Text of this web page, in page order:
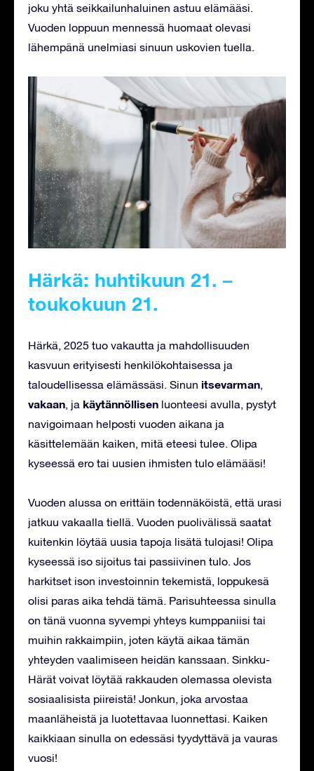
joku yhtä seikkailunhaluinen astuu elämääsi.
Vuoden loppuun mennessä huomaat olevasi
lähempänä unelmiasi sinuun uskovien tuella.
Härkä: huhtikuun 21. –
toukokuun 21.
Härkä, 2025 tuo vakautta ja mahdollisuuden
kasvuun erityisesti henkilökohtaisessa ja
taloudellisessa elämässäsi. Sinun itsevarman,
vakaan, ja käytännöllisen luonteesi avulla, pystyt
navigoimaan helposti vuoden aikana ja
käsittelemään kaiken, mitä eteesi tulee. Olipa
kyseessä ero tai uusien ihmisten tulo elämääsi!
Vuoden alussa on erittäin todennäköistä, että urasi
jatkuu vakaalla tiellä. Vuoden puolivälissä saatat
kuitenkin löytää uusia tapoja lisätä tulojasi! Olipa
kyseessä iso sijoitus tai passiivinen tulo. Jos
harkitset ison investoinnin tekemistä, loppukesä
olisi paras aika tehdä tämä. Parisuhteessa sinulla
on tänä vuonna syvempi yhteys kumppaniisi tai
muihin rakkaimpiin, joten käytä aikaa tämän
yhteyden vaalimiseen heidän kanssaan. Sinkku-
Härät voivat löytää rakkauden olemassa olevista
sosiaalisista piireistä! Jonkun, joka arvostaa
maanläheistä ja luotettavaa luonnettasi. Kaiken
kaikkiaan sinulla on edessäsi tyydyttävä ja vauras
vuosi!